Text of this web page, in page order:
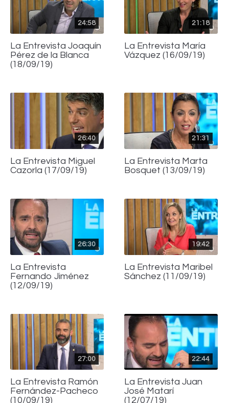
24:58
La Entrevista Joaquín
Pérez de la Blanca
(18/09/19)
21:18
La Entrevista María
Vázquez (16/09/19)
26:40
La Entrevista Miguel
Cazorla (17/09/19)
21:31
La Entrevista Marta
Bosquet (13/09/19)
26:30
La Entrevista
Fernando Jiménez
(12/09/19)
19:42
La Entrevista Maribel
Sánchez (11/09/19)
27:00
La Entrevista Ramón
Fernández-Pacheco
(10/09/19)
22:44
La Entrevista Juan
José Matarí
(12/07/19)